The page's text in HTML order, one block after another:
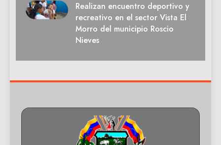
Realizan encuentro deportivo y
recreativo en el sector Vista El
Morro del municipio Roscio
Nieves